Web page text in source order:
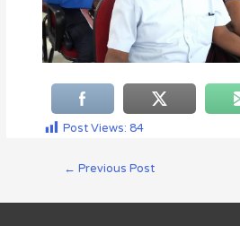
Post Views: 84
← Previous Post